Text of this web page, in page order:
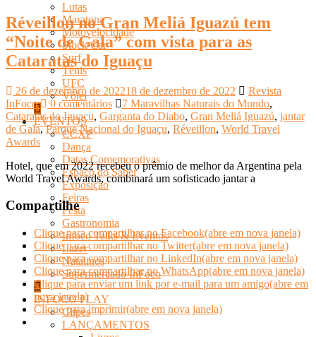
Lutas
Maratona
Motovelocidade
Stock Car
Surf
Tênis
UFC
Vôlei
EVENTOS
CCXP
Dança
Datas Comemorativas
Espaço do Saber
Exposição
Feiras
Festa
Gastronomia
Infoco Talks & Eventos
Lazer
Natalinos
Supermercado InFoco
INFOCO PLAY
Clipes
LANÇAMENTOS
Réveillon no Gran Meliá Iguazú tem
“Noite de Gala” com vista para as
Cataratas do Iguaçu
26 de dezembro de 202218 de dezembro de 2022
Revista
InFoco
0 comentários 7 Maravilhas Naturais do Mundo,
Cataratas do Iguaçu, Garganta do Diabo, Gran Meliá Iguazú, jantar
de Gala,Parque Nacional do Iguaçu, Réveillon, World Travel
Awards
Hotel, que em 2022 recebeu o prêmio de melhor da Argentina pela
World Travel Awards, combinará um sofisticado jantar a
Compartilhe
Clique para compartilhar no Facebook(abre em nova janela)
Clique para compartilhar no Twitter(abre em nova janela)
Clique para compartilhar no LinkedIn(abre em nova janela)
Clique para compartilhar no WhatsApp(abre em nova janela)
Clique para enviar um link por e-mail para um amigo(abre em
nova janela)
Clique para imprimir(abre em nova janela)